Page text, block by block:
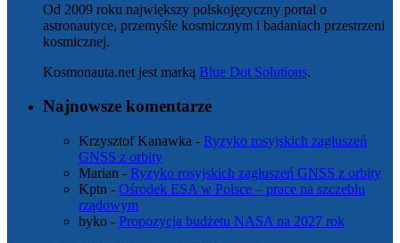
Od 2009 roku największy polskojęzyczny portal o
astronautyce, przemyśle kosmicznym i badaniach przestrzeni
kosmicznej.
Kosmonauta.net jest marką Blue Dot Solutions.
Najnowsze komentarze
Krzysztof Kanawka - Ryzyko rosyjskich zagłuszeń
GNSS z orbity
Marian - Ryzyko rosyjskich zagłuszeń GNSS z orbity
Kptn - Ośrodek ESA w Polsce – prace na szczeblu
rządowym
byko - Propozycja budżetu NASA na 2027 rok